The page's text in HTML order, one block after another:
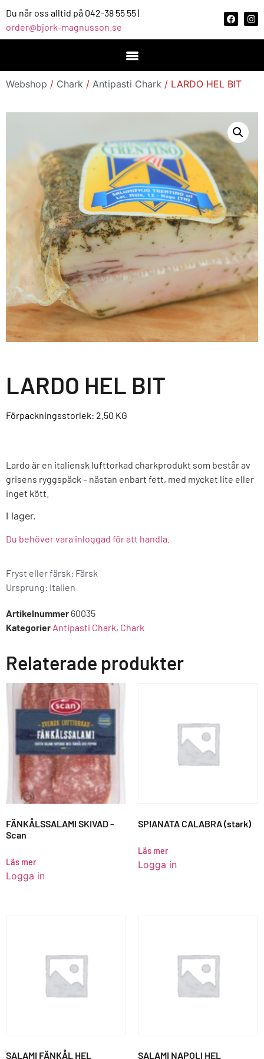
Du når oss alltid på 042-38 55 55 |
order@bjork-magnusson.se
Webshop / Chark / Antipasti Chark / LARDO HEL BIT
LARDO HEL BIT
Förpackningsstorlek: 2.50 KG
Lardo är en italiensk lufttorkad charkprodukt som består av
grisens ryggspäck – nästan enbart fett, med mycket lite eller
inget kött.
I lager.
Du behöver vara inloggad för att handla.
Fryst eller färsk: Färsk
Ursprung: Italien
Artikelnummer 60035
Kategorier Antipasti Chark, Chark
Relaterade produkter
FÄNKÅLSSALAMI SKIVAD -
Scan
Läs mer
Logga in
SPIANATA CALABRA (stark)
Läs mer
Logga in
SALAMI FÄNKÅL HEL SALAMI NAPOLI HEL